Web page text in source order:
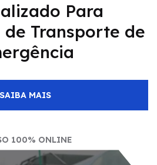
Para
Transporte de
SAIBA MAIS
100% ONLINE